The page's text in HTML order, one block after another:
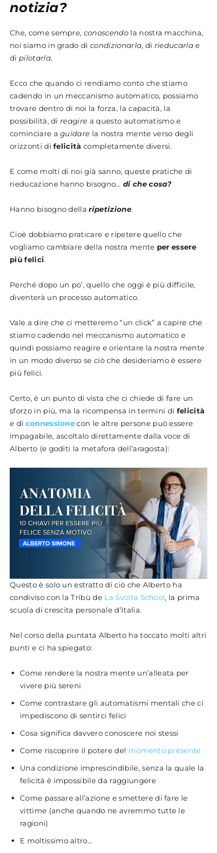
notizia?
Che, come sempre, conoscendola nostra macchina,
noi siamo in grado dicondizionarla, di rieducarla e
di pilotarla.
Ecco che quando ci rendiamo conto che stiamo
cadendo in un meccanismo automatico, possiamo
trovare dentro di noi la forza, la capacità, la
possibilità, di reagire a questo automatismo e
cominciare aguidare la nostra mente verso degli
orizzonti difelicità completamente diversi.
E come molti di noi già sanno, queste pratiche di
rieducazione hanno bisogno… di che cosa?
Hanno bisogno dellaripetizione.
Cioè dobbiamo praticare e ripetere quello che
vogliamo cambiare della nostra mente per essere
più felici.
Perché dopo un po’, quello che oggi è più difficile,
diventerà un processo automatico.
Vale a dire che ci metteremo “un click” a capire che
stiamo cadendo nel meccanismo automatico e
quindi possiamo reagire e orientare la nostra mente
in un modo diverso se ciò che desideriamo è essere
più felici.
Certo, è un punto di vista che ci chiede di fare un
sforzo in più, ma la ricompensa in termini di felicità
e di connessione con le altre persone può essere
impagabile, ascoltalo direttamente dalla voce di
Alberto (e goditi la metafora dell’aragosta):
Questo è solo un estratto di ciò che Alberto ha
condiviso con la Tribù de La Svolta School, la prima
scuola di crescita personale d’Italia.
Nel corso della puntata Alberto ha toccato molti altri
punti e ci ha spiegato:
Come rendere la nostra mente un’alleata per
vivere più sereni
Come contrastare gli automatismi mentali che ci
impediscono di sentirci felici
Cosa significa davvero conoscere noi stessi
Come riscoprire il potere del momento presente
Una condizione imprescindibile, senza la quale la
felicità è impossibile da raggiungere
Come passare all’azione e smettere di fare le
vittime (anche quando ne avremmo tutte le
ragioni)
E moltissimo altro…